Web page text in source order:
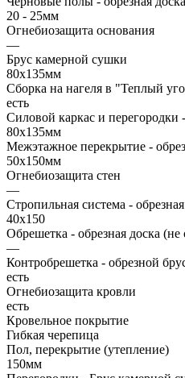
20 - 25мм
Огнебиозащита основания
—
Брус камерной сушки
80х135мм
Сборка на нагеля в "Теплый
есть
Силовой каркас и
80х135мм
Межэтажное перекрытие -
50х150мм
Огнебиозащита стен
—
Стропильная система -
40х150
Обрешетка - обрезная доска
—
Контробрешетка - обрезной
есть
Огнебиозащита кровли
есть
Кровельное покрытие
Гибкая черепица
Пол, перекрытие (утепление)
150мм